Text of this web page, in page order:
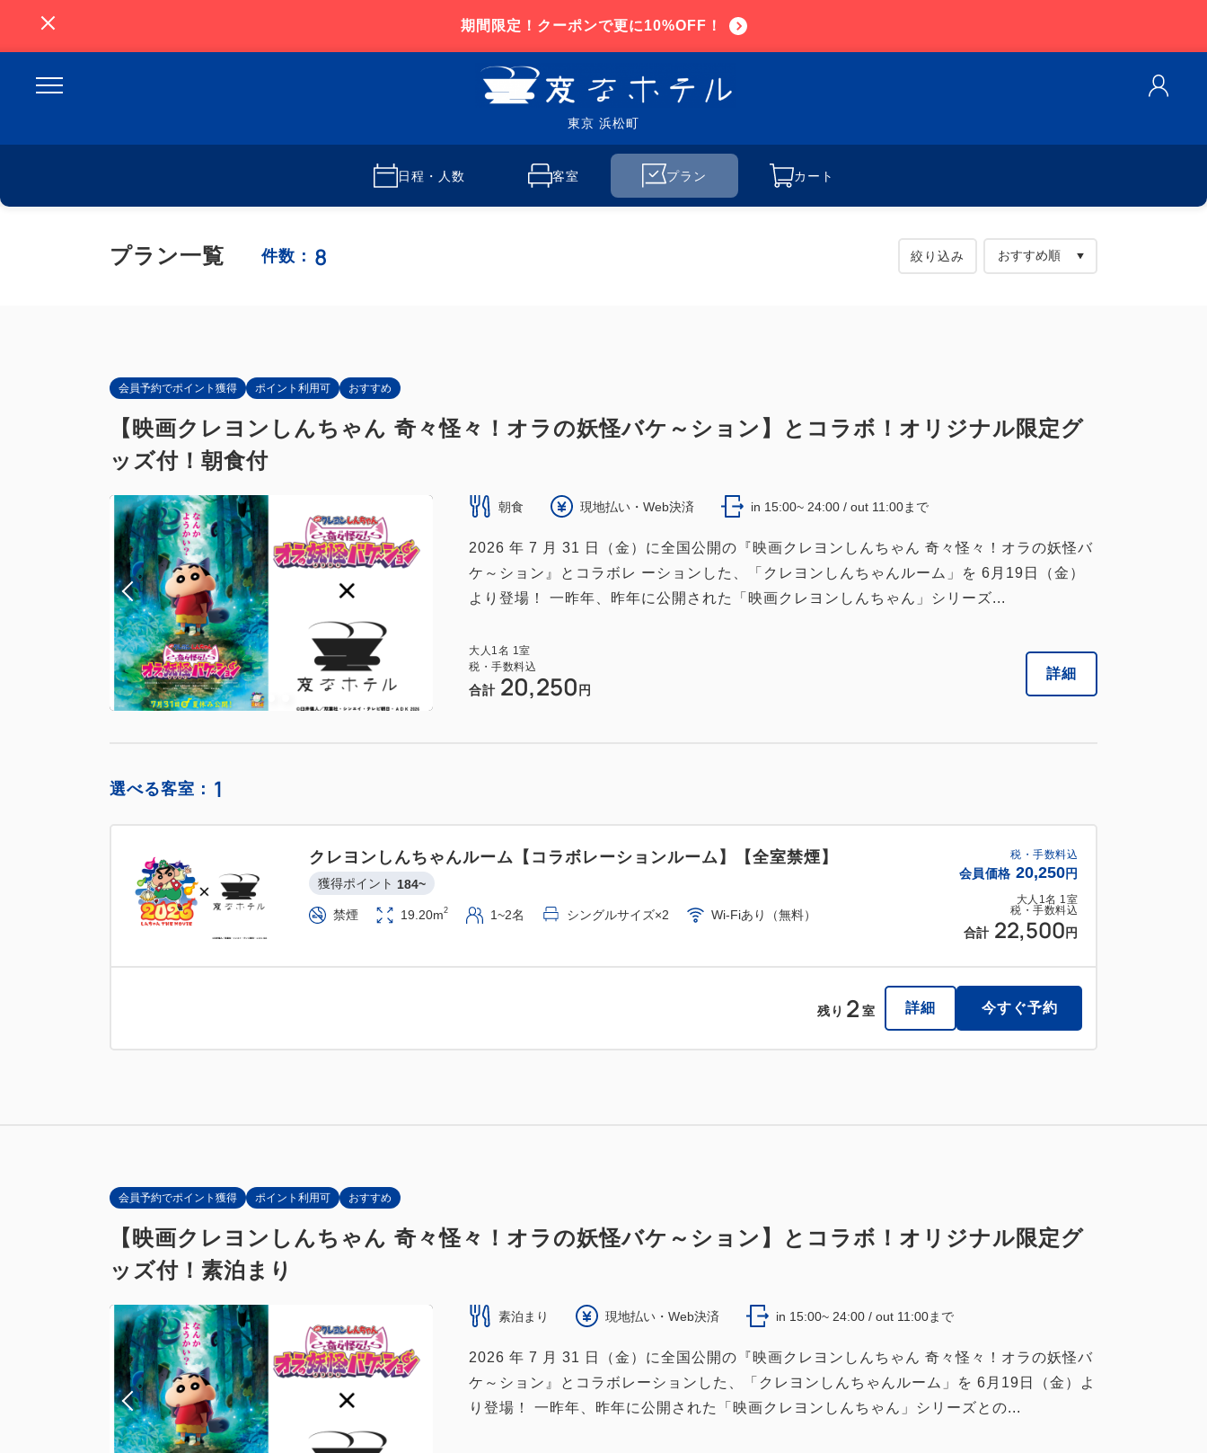
期間限定！クーポンで更に10%OFF！
東京 浜松町
日程・人数 客室 プラン カート
プラン一覧 件数： 8 絞り込み
会員予約でポイント獲得 ポイント利用可 おすすめ
【映画クレヨンしんちゃん 奇々怪々！オラの妖怪バケ～ション】とコラボ！オリジナル限定グ
ッズ付！朝食付
朝食 現地払い・Web決済 in 15:00~ 24:00 / out 11:00まで
2026 年 7 月 31 日（金）に全国公開の『映画クレヨンしんちゃん 奇々怪々！オラの妖怪バ
ケ～ション』とコラボレ ーションした、「クレヨンしんちゃんルーム」を 6月19日（金）
より登場！ 一昨年、昨年に公開された「映画クレヨンしんちゃん」シリーズ...
大人 1名 1室
税・手数料込
合計 20,250 円
詳細
選べる客室： 1
税・手数料込
会員価格 20,250円
大人 1名 1室
税・手数料込
合計 22,500 円
クレヨンしんちゃんルーム【コラボレーションルーム】【全室禁煙】
獲得ポイント 184~
禁煙 19.20m2 1~2名 シングルサイズ×2 Wi-Fiあり（無料）
残り 2 室 詳細 今すぐ予約
会員予約でポイント獲得 ポイント利用可 おすすめ
【映画クレヨンしんちゃん 奇々怪々！オラの妖怪バケ～ション】とコラボ！オリジナル限定グ
ッズ付！素泊まり
素泊まり 現地払い・Web決済 in 15:00~ 24:00 / out 11:00まで
2026 年 7 月 31 日（金）に全国公開の『映画クレヨンしんちゃん 奇々怪々！オラの妖怪バ
ケ～ション』とコラボレーションした、「クレヨンしんちゃんルーム」を 6月19日（金）よ
り登場！ 一昨年、昨年に公開された「映画クレヨンしんちゃん」シリーズとの...